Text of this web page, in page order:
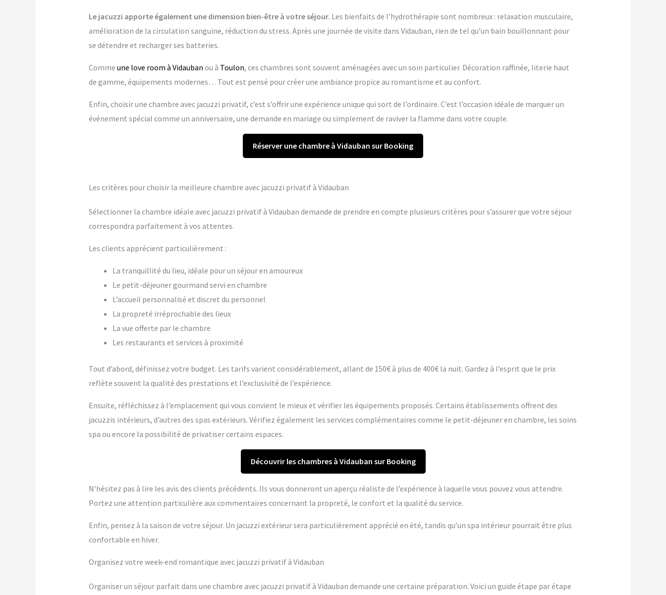
Le jacuzzi apporte également une dimension bien-être à votre séjour. Les bienfaits de l’hydrothérapie sont nombreux : relaxation musculaire,
amélioration de la circulation sanguine, réduction du stress. Après une journée de visite dans Vidauban, rien de tel qu’un bain bouillonnant pour
se détendre et recharger ses batteries.
Comme une love room à Vidauban ou à Toulon, ces chambres sont souvent aménagées avec un soin particulier. Décoration raffinée, literie haut
de gamme, équipements modernes… Tout est pensé pour créer une ambiance propice au romantisme et au confort.
Enfin, choisir une chambre avec jacuzzi privatif, c’est s’offrir une expérience unique qui sort de l’ordinaire. C’est l’occasion idéale de marquer un
événement spécial comme un anniversaire, une demande en mariage ou simplement de raviver la flamme dans votre couple.
Réserver une chambre à Vidauban sur Booking
Les critères pour choisir la meilleure chambre avec jacuzzi privatif à Vidauban
Sélectionner la chambre idéale avec jacuzzi privatif à Vidauban demande de prendre en compte plusieurs critères pour s’assurer que votre séjour
correspondra parfaitement à vos attentes.
Les clients apprécient particulièrement :
La tranquillité du lieu, idéale pour un séjour en amoureux
Le petit-déjeuner gourmand servi en chambre
L’accueil personnalisé et discret du personnel
La propreté irréprochable des lieux
La vue offerte par le chambre
Les restaurants et services à proximité
Tout d’abord, définissez votre budget. Les tarifs varient considérablement, allant de 150€ à plus de 400€ la nuit. Gardez à l’esprit que le prix
reflète souvent la qualité des prestations et l’exclusivité de l’expérience.
Ensuite, réfléchissez à l’emplacement qui vous convient le mieux et vérifier les équipements proposés. Certains établissements offrent des
jacuzzis intérieurs, d’autres des spas extérieurs. Vérifiez également les services complémentaires comme le petit-déjeuner en chambre, les soins
spa ou encore la possibilité de privatiser certains espaces.
Découvrir les chambres à Vidauban sur Booking
N’hésitez pas à lire les avis des clients précédents. Ils vous donneront un aperçu réaliste de l’expérience à laquelle vous pouvez vous attendre.
Portez une attention particulière aux commentaires concernant la propreté, le confort et la qualité du service.
Enfin, pensez à la saison de votre séjour. Un jacuzzi extérieur sera particulièrement apprécié en été, tandis qu’un spa intérieur pourrait être plus
confortable en hiver.
Organisez votre week-end romantique avec jacuzzi privatif à Vidauban
Organiser un séjour parfait dans une chambre avec jacuzzi privatif à Vidauban demande une certaine préparation. Voici un guide étape par étape